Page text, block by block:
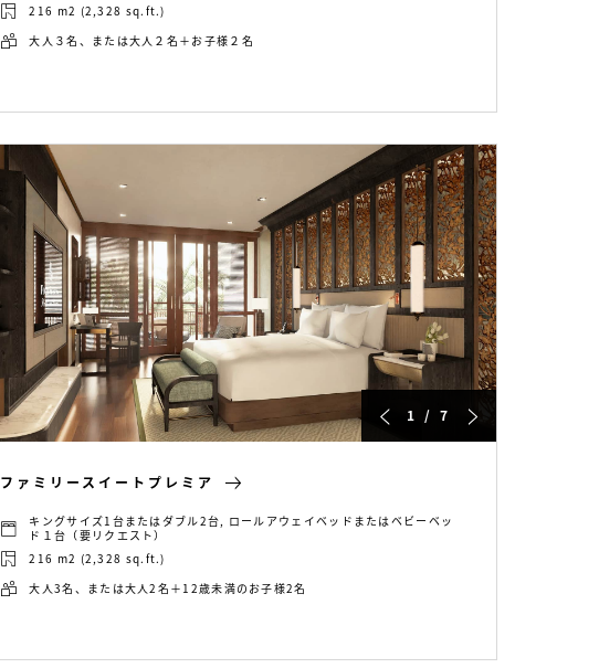
216 m2 (2,328 sq.ft.)
大人３名、または大人２名＋お子様２名
1 / 7
ファミリースイートプレミア
キングサイズ1台またはダブル2台, ロールアウェイベッドまたはベビーベッ
ド１台（要リクエスト）
216 m2 (2,328 sq.ft.)
大人3名、または大人2名＋12歳未満のお子様2名